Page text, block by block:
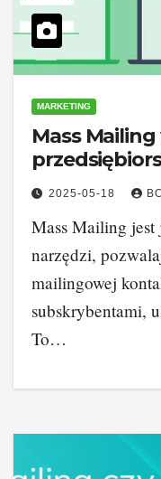
MARKETING
Mass
2025-05-18
Mass Mailing
narzędzi,
mailingowej
subskrybentami,
To…